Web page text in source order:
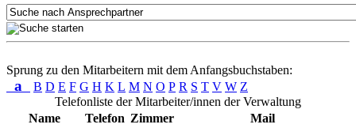
Sprung zu den Mitarbeitern mit dem Anfangsbuchstaben:
a B D E F G H K L M N O P R S T V W Z
Telefonliste der Mitarbeiter/innen der Verwaltung
Name
Telefon Zimmer
Mail